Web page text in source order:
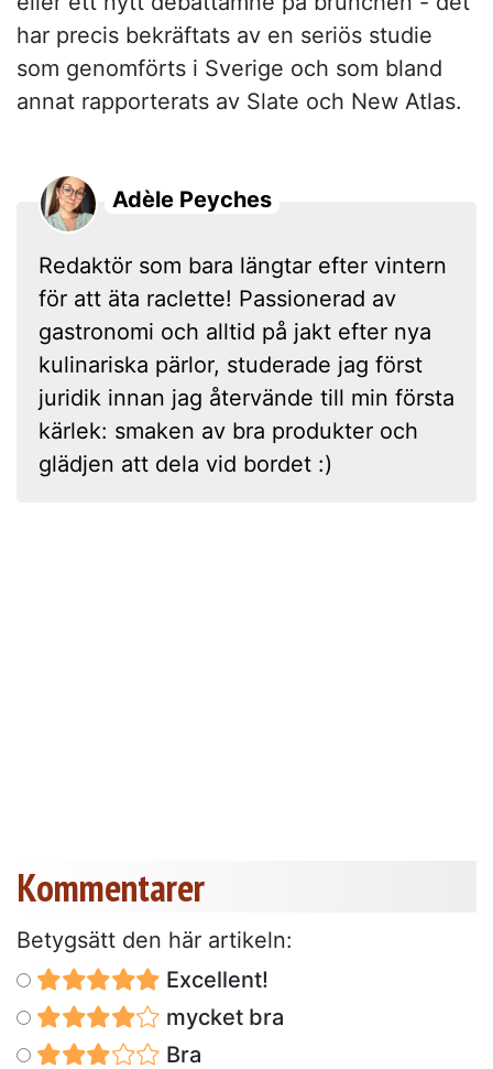
har precis bekräftats av en seriös studie
som genomförts i Sverige och som bland
annat rapporterats av Slate och New Atlas.
Adèle Peyches
Redaktör som bara längtar efter vintern
för att äta raclette! Passionerad av
gastronomi och alltid på jakt efter nya
kulinariska pärlor, studerade jag först
juridik innan jag återvände till min första
kärlek: smaken av bra produkter och
glädjen att dela vid bordet :)
Kommentarer
Betygsätt den här artikeln:
Excellent!
mycket bra
Bra